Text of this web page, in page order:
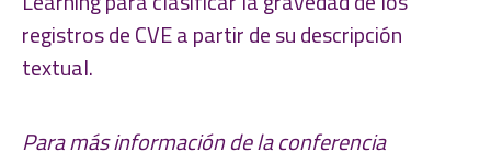
registros de CVE a partir de su descripción
textual.
Para más información de la conferencia